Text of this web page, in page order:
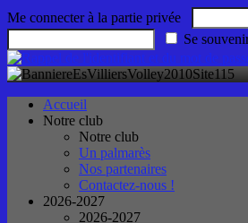
Me connecter à la partie privée
Se
Accueil
Notre club
Notre club
Un palmarès
Nos partenaires
Contactez-nous !
2026-2027
2026-2027